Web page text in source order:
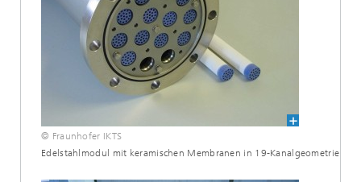
© Fraunhofer IKTS
Edelstahlmodul mit keramischen Membranen in 19-Kanalgeometrie